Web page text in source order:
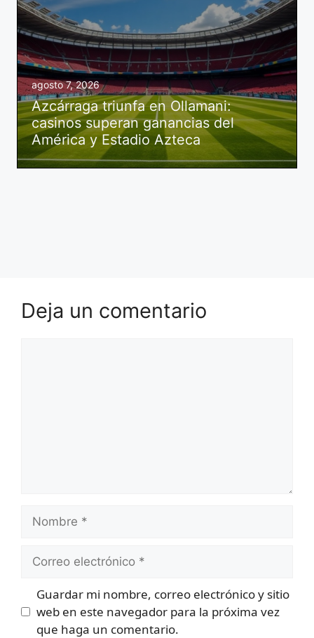
agosto 7, 2026
Azcárraga triunfa en Ollamani:
casinos superan ganancias del
América y Estadio Azteca
Deja un comentario
electrónico
Guardar mi nombre, correo electrónico y sitio
web en este navegador para la próxima vez
que haga un comentario.